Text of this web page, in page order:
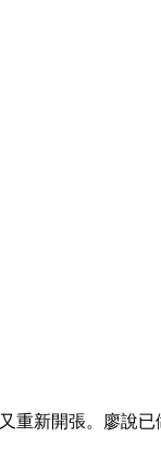
重新開張。廖說